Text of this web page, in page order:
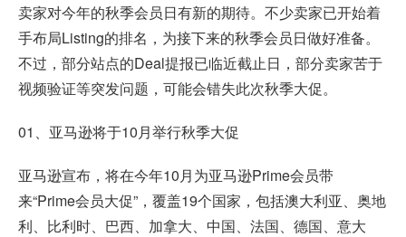
卖家对今年的秋季会员日有新的期待。不少卖家已开始着
手布局Listing的排名，为接下来的秋季会员日做好准备。
不过，部分站点的Deal提报已临近截止日，部分卖家苦于
视频验证等突发问题，可能会错失此次秋季大促。
01、亚马逊将于10月举行秋季大促
亚马逊宣布，将在今年10月为亚马逊Prime会员带
来“Prime会员大促”，覆盖19个国家，包括澳大利亚、奥地
利、比利时、巴西、加拿大、中国、法国、德国、意大